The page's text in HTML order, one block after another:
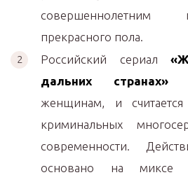
совершеннолетним
прекрасного пола.
Российский сериал
дальних странах»
женщинам, и
криминальных
современности.
основано на миксе